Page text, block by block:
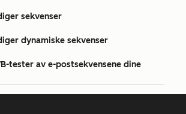
sekvenser
dynamiske sekvenser
tester av e-postsekvensene dine